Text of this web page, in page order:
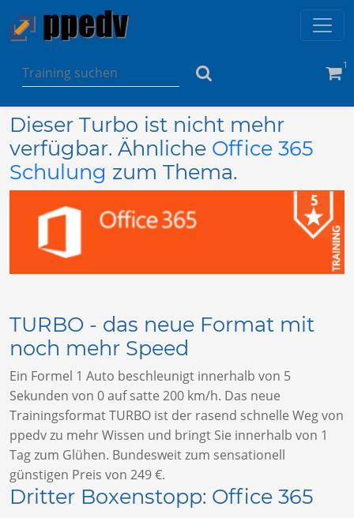
1
Dieser Turbo ist nicht mehr
verfügbar. Ähnliche Office 365
Schulung zum Thema.
TURBO - das neue Format mit
noch mehr Speed
Ein Formel 1 Auto beschleunigt innerhalb von 5
Sekunden von 0 auf satte 200 km/h. Das neue
Trainingsformat TURBO ist der rasend schnelle Weg von
ppedv zu mehr Wissen und bringt Sie innerhalb von 1
Tag zum Glühen. Bundesweit zum sensationell
günstigen Preis von 249 €.
Dritter Boxenstopp: Office 365